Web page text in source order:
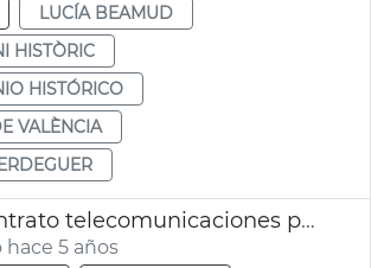
LUCÍA BEAMUD
HISTÒRIC
HISTÓRICO
VALÈNCIA
Nuevo contrato telecomunicaciones pueblos
5 años